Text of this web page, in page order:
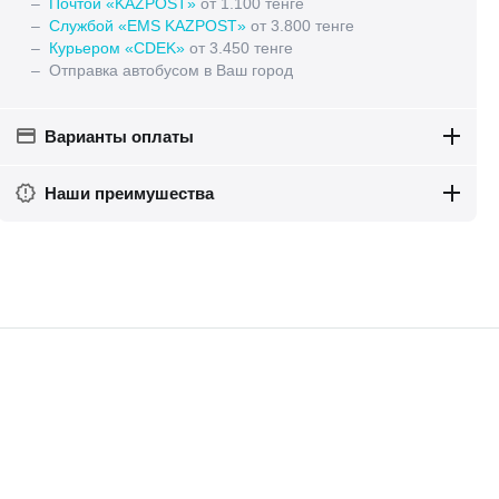
– Службой «EMS KAZPOST» от 3.800 тенге
– Курьером «CDEK» от 3.450 тенге
– Отправка автобусом в Ваш город
Варианты оплаты
Наши преимушества